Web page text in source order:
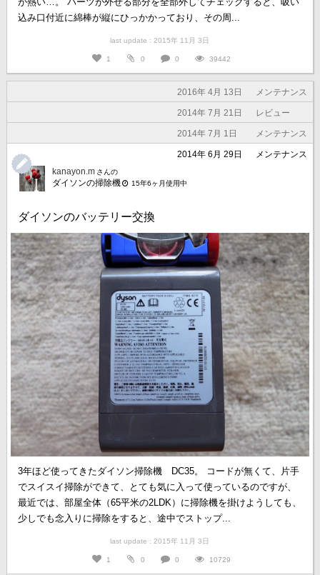
込み口付近に綿棒が縦にひっかかっており、その周...
last update : 2015年 11月 3日
1 0 0 39442
2016年 4月 13日 メンテナンス
2014年 7月 21日 レビュー
2014年 7月 1日 メンテナンス
2014年 6月 29日
メンテナンス
kanayon.m さんの
ダイソンの掃除機 15年6ヶ月使用中
ダイソンのバッテリー交換
3年ほど使ってきたダイソン掃除機 DC35。 コードが無くて、片手
でスイスイ掃除ができて、とても気に入って使っているのですが、
最近では、部屋全体（65平米の2LDK）に掃除機を掛けようしても、
少しでも念入りに掃除をすると、途中でストップ...
last update : 2015年 11月 3日
1 0 0 10729